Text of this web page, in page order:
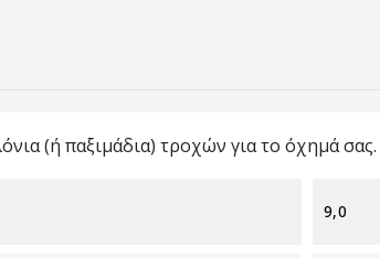
(ή παξιμάδια) τροχών για το όχημά σας.
9,0